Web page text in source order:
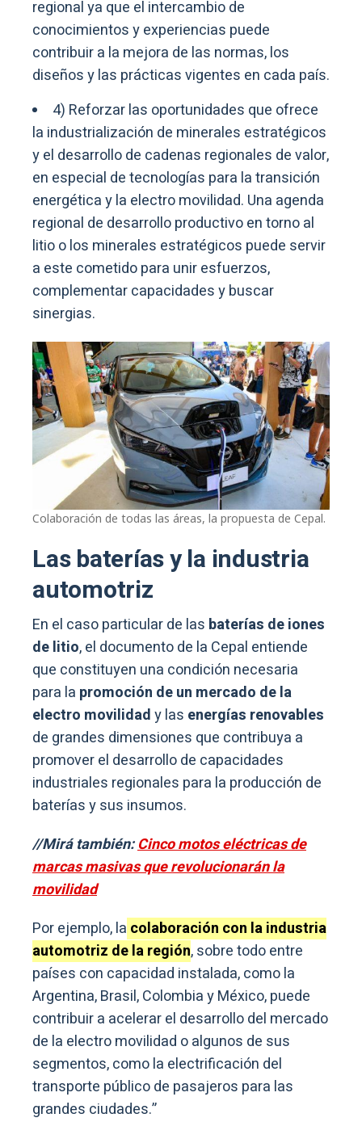
regional ya que el intercambio de
conocimientos y experiencias puede
contribuir a la mejora de las normas, los
diseños y las prácticas vigentes en cada país.
4) Reforzar las oportunidades que ofrece
la industrialización de minerales estratégicos
y el desarrollo de cadenas regionales de valor,
en especial de tecnologías para la transición
energética y la electro movilidad. Una agenda
regional de desarrollo productivo en torno al
litio o los minerales estratégicos puede servir
a este cometido para unir esfuerzos,
complementar capacidades y buscar
sinergias.
Colaboración de todas las áreas, la propuesta de Cepal.
Las baterías y la industria
automotriz
En el caso particular de las baterías de iones
de litio, el documento de la Cepal entiende
que constituyen una condición necesaria
para la promoción de un mercado de la
electro movilidady las energías renovables
de grandes dimensiones que contribuya a
promover el desarrollo de capacidades
industriales regionales para la producción de
baterías y sus insumos.
//Mirá también:Cinco motos eléctricas de
marcas masivas que revolucionarán la
movilidad
Por ejemplo, la colaboración con la industria
automotriz de la región, sobre todo entre
países con capacidad instalada, como la
Argentina, Brasil, Colombia y México, puede
contribuir a acelerar el desarrollo del mercado
de la electro movilidad o algunos de sus
segmentos, como la electrificación del
transporte público de pasajeros para las
grandes ciudades.”